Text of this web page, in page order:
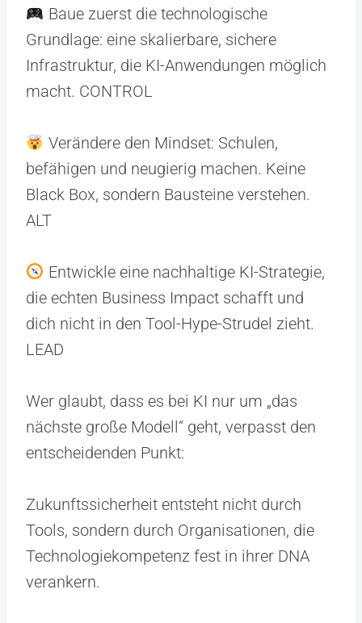
Baue zuerst die technologische
Grundlage: eine skalierbare, sichere
Infrastruktur, die KI-Anwendungen möglich
macht. CONTROL
Verändere den Mindset: Schulen,
befähigen und neugierig machen. Keine
Black Box, sondern Bausteine verstehen.
ALT
Entwickle eine nachhaltige KI-Strategie,
die echten Business Impact schafft und
dich nicht in den Tool-Hype-Strudel zieht.
LEAD
Wer glaubt, dass es bei KI nur um „das
nächste große Modell“ geht, verpasst den
entscheidenden Punkt:
Zukunftssicherheit entsteht nicht durch
Tools, sondern durch Organisationen, die
Technologiekompetenz fest in ihrer DNA
verankern.